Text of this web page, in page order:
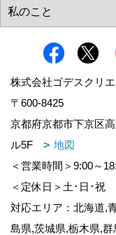
株式会社ゴデスクリ
〒600-8425
京都府京都市下京区
ル5F
地図
＜営業時間＞9:00～
＜定休日＞土･日･祝
対応エリア：北海道,
島県,茨城県,栃木県,